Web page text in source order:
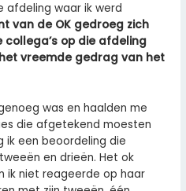
afdeling waar ik werd
van de OK gedroeg zich
collega’s op die afdeling
vreemde gedrag van het
was en haalden me
die afgetekend moesten
ik een beoordeling die
en drieën. Het ok
ik niet reageerde op haar